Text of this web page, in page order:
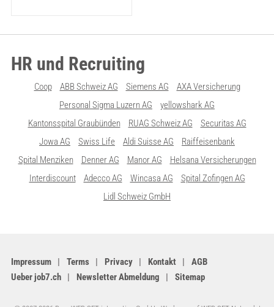
HR und Recruiting
Coop ABB Schweiz AG Siemens AG
AXA Versicherung
Personal Sigma Luzern AG
yellowshark AG
Kantonsspital Graubünden
RUAG Schweiz AG
Securitas AG
Jowa AG
Swiss Life Aldi Suisse AG
Raiffeisenbank
Spital Menziken
Denner AG Manor AG
Helsana Versicherungen
Interdiscount
Adecco AG Wincasa AG
Spital Zofingen AG
Lidl Schweiz GmbH
Impressum Terms Privacy Kontakt
AGB
Ueber job7.ch
Newsletter Abmeldung Sitemap